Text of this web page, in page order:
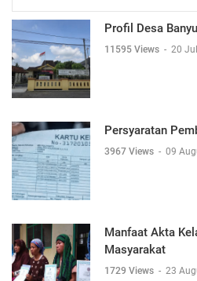
Profil Desa
11595 Views - 20
Persyaratan
3967 Views - 09
Manfaat Akta
Masyarakat
1729 Views - 23